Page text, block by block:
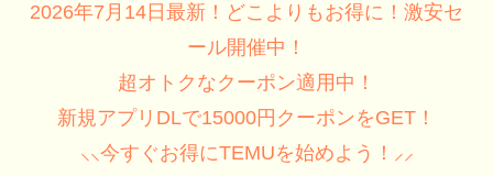
2026年7月14日最新！どこよりもお得に！激安セ
ール開催中！
超オトクなクーポン適用中！
新規アプリDLで15000円クーポンをGET！
⸜⸜今すぐお得にTEMUを始めよう！⸝⸝